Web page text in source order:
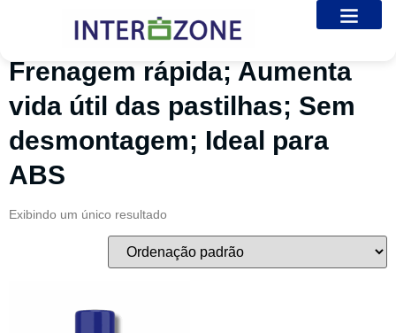
/ Produtos marcados com a tag “Frenagem rápida; Aumenta
vida útil das pastilhas; Sem desmontagem; Ideal para ABS”
Frenagem rápida; Aumenta
vida útil das pastilhas; Sem
desmontagem; Ideal para
ABS
Exibindo um único resultado